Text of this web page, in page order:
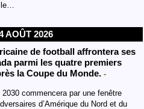
le…
AOÛT 2026
de football affrontera ses
parmi les quatre premiers
la Coupe du Monde. -
commencera par une fenêtre
d’Amérique du Nord et du